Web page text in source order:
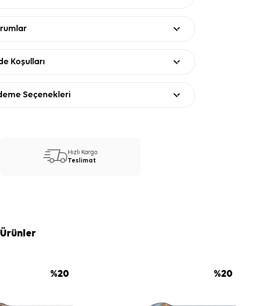
Koşulları
Seçenekleri
Hızlı Kargo
Teslimat
%20 %20